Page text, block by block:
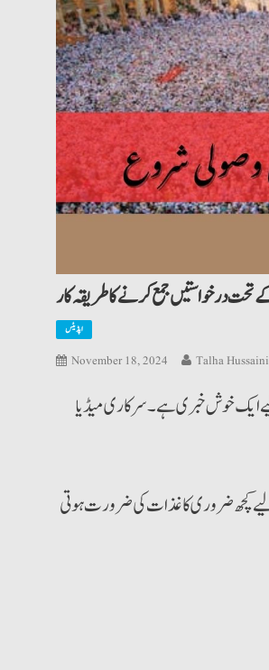
اپڈیٹس
November 18, 2024 Talha Hussaini
کے لیے ایک خوش خبری ہے۔ سرکاری میڈیا
لیے کچھ ضروری کاغذات کی ضرورت ہوتی